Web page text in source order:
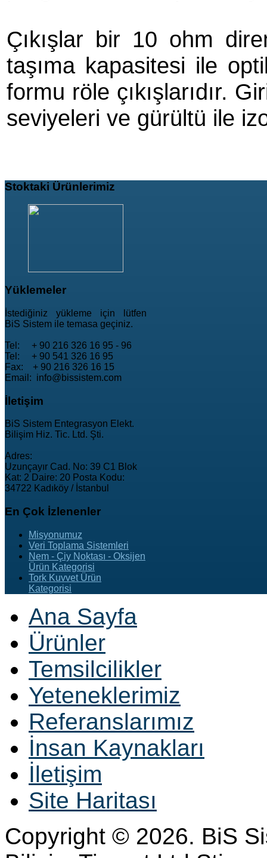
Çıkışlar bir 10 ohm
taşıma kapasitesi ile
formu röle çıkışlarıdır.
seviyeleri ve gürültü ile
Stoktaki Ürünlerimiz
Yüklemeler
İstediğiniz yükleme için lütfen
BiS Sistem ile temasa geçiniz.
Tel: + 90 216 326 16 95 - 96
Tel: + 90 541 326 16 95
Fax: + 90 216 326 16 15
Email: info@bissistem.com
İletişim
BiS Sistem Entegrasyon Elekt.
Bilişim Hiz. Tic. Ltd. Şti.
Adres:
Uzunçayır Cad. No: 39 C1 Blok
Kat: 2 Daire: 20 Posta Kodu:
34722 Kadıköy / İstanbul
En Çok İzlenenler
Misyonumuz
Veri Toplama Sistemleri
Nem - Çiy Noktası - Oksijen
Ürün Kategorisi
Tork Kuvvet Ürün
Kategorisi
Ana Sayfa
Ürünler
Temsilcilikler
Yeteneklerimiz
Referanslarımız
İnsan Kaynakları
İletişim
Site Haritası
Copyright © 2026. BiS